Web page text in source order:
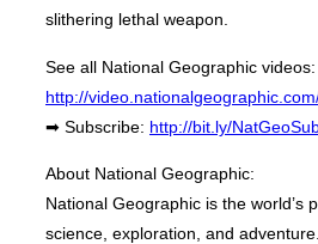
slithering lethal weapon.
See all National Geographic videos:
http://
➡ Subscribe: http://bit.ly/
About National Geographic:
National Geographic is the world’s
science, exploration, and